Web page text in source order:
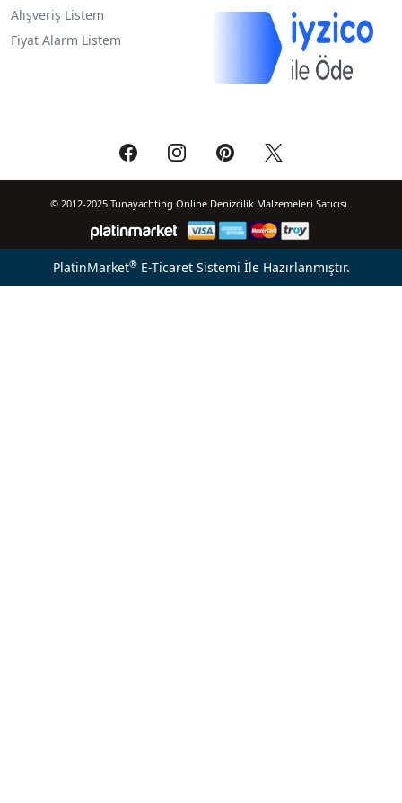
Alışveriş Listem
Fiyat Alarm Listem
© 2012-2025 Tunayachting Online Denizcilik Malzemeleri Satıcısı..
PlatinMarket®E-Ticaret Sistemi İle Hazırlanmıştır.